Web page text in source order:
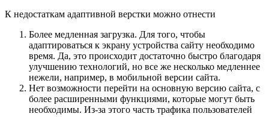
К недостаткам адаптивной верстки можно отнести
Более медленная загрузка. Для того, чтобы
адаптироваться к экрану устройства сайту необходимо
время. Да, это происходит достаточно быстро благодаря
улучшению технологий, но все же несколько медленнее
нежели, например, в мобильной версии сайта.
Нет возможности перейти на основную версию сайта, с
более расширенными функциями, которые могут быть
необходимы. Из-за этого часть трафика пользователей